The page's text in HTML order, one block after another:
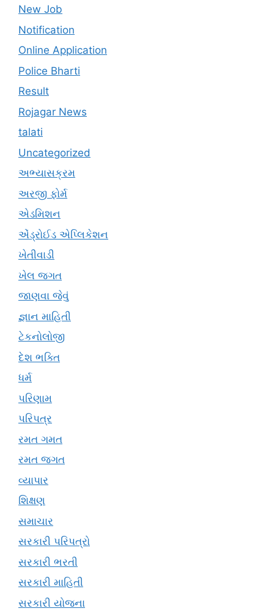
New Job
Notification
Online Application
Police Bharti
Result
Rojagar News
talati
Uncategorized
અભ્યાસક્રમ
અરજી ફોર્મ
એડમિશન
એંડ્રોઈડ એપ્લિકેશન
ખેતીવાડી
ખેલ જગત
જાણવા જેવું
જ્ઞાન માહિતી
ટેકનોલોજી
દેશ ભક્તિ
ધર્મ
પરિણામ
પરિપત્ર
રમત ગમત
રમત જગત
વ્યાપાર
શિક્ષણ
સમાચાર
સરકારી પરિપત્રો
સરકારી ભરતી
સરકારી માહિતી
સરકારી યોજના